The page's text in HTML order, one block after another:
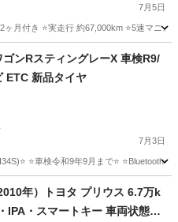
7月5日
月付き ⭐️実走行 約67,000km ⭐️5速マニ
キャリインRスティングレーX 車検R9/
新品タイヤ
7月3日
⭐️車検令和9年9月まで⭐️ ⭐️Bluetooth⭐️
ワゴンＲ年）トヨタ プリウス 6.7万k
IPA・スマートキー 車両状態良